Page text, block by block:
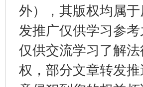
外），其版权均属
发推广仅供学习参
仅供交流学习了解
权，部分文章转发